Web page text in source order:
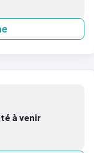
à venir